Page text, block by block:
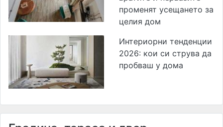
променят усещането за
целия дом
Интериорни тенденции
2026: кои си струва да
пробваш у дома